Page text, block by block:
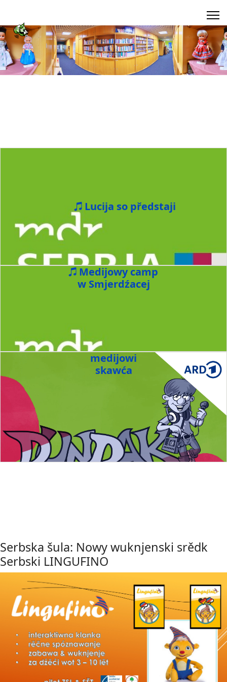
Lucija so předstaji
Medijowy camp
w Smjerdźacej
medijowi
skawća
Serbska šula: Nowy wuknjenski srědk
Serbski LINGUFINO